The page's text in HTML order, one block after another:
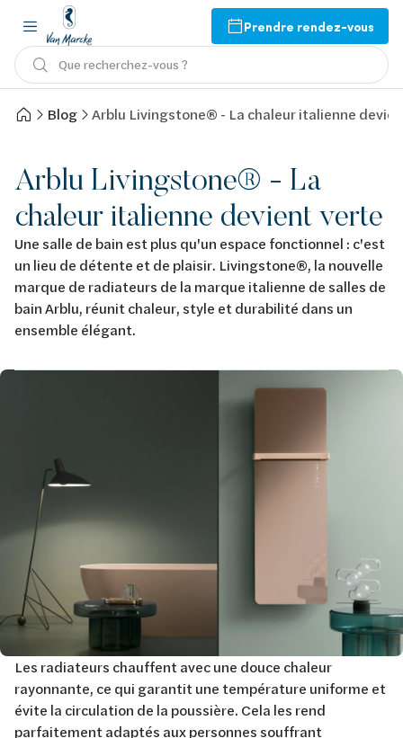
Prendre rendez-vous
Que recherchez-vous ?
Blog Arblu Livingstone® - La chaleur italienne
Arblu Livingstone® - La
chaleur italienne devient verte
Une salle de bain est plus qu'un espace fonctionnel : c'est
un lieu de détente et de plaisir. Livingstone®, la nouvelle
marque de radiateurs de la marque italienne de salles de
bain Arblu, réunit chaleur, style et durabilité dans un
ensemble élégant.
Afbeelding
Les radiateurs chauffent avec une douce chaleur
rayonnante, ce qui garantit une température uniforme et
évite la circulation de la poussière. Cela les rend
parfaitement adaptés aux personnes souffrant